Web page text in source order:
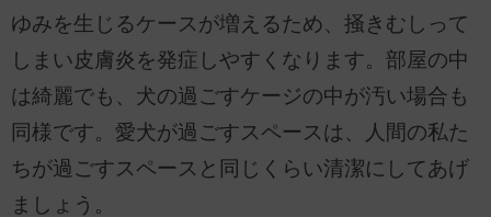
ゆみを生じるケースが増えるため、掻きむしって
しまい皮膚炎を発症しやすくなります。部屋の中
は綺麗でも、犬の過ごすケージの中が汚い場合も
同様です。愛犬が過ごすスペースは、人間の私た
ちが過ごすスペースと同じくらい清潔にしてあげ
ましょう。